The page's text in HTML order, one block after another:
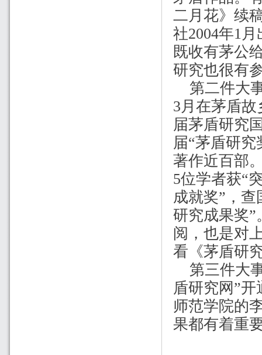
二月花》续
社2004年1
既收有茅公
研究也很有
第二件大
3月在茅盾
届茅盾研究
届“茅盾研
著作近百部
5位学者获“
成就奖”，
研究成果奖
阅，也是对
看《茅盾研
第三件大
盾研究网”
师范学院的
果都有着重